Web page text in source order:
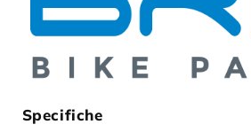
Specifiche